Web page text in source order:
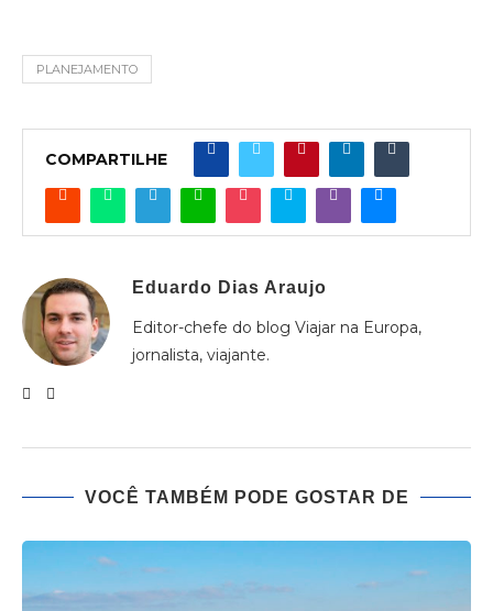
PLANEJAMENTO
COMPARTILHE
Eduardo Dias Araujo
Editor-chefe do blog Viajar na Europa,
jornalista, viajante.
VOCÊ TAMBÉM PODE GOSTAR DE